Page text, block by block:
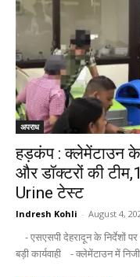
अपराध
हड़कंप : क्लेमेंटाउन
और डॉक्टरों की
Urine टेस्ट
Indresh Kohli - August 4,
- एसएसपी देहरादून के निर्देशों
बड़ी कार्यवाही - क्लेमेंटाउन में